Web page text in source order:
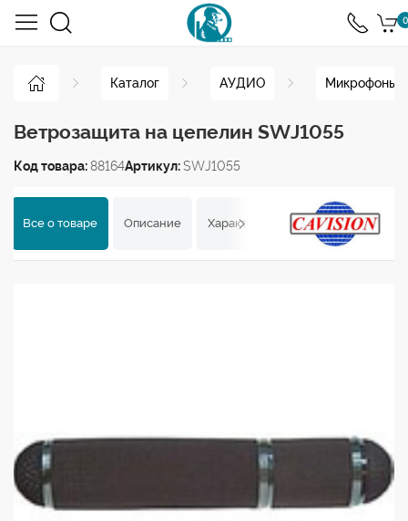
0
Каталог АУДИО Микрофоны
Ветрозащита на цепелин SWJ1055
Код товара:88164Артикул:SWJ1055
Все о товаре Описание Характеристики Отзывы